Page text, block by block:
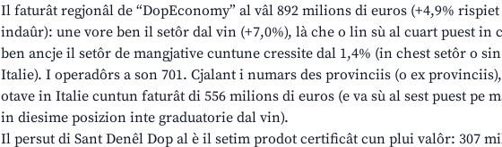
Il faturât regjonâl de “DopEconomy” al vâl 892 milions di euros (+4,9% rispiet
indaûr): une vore ben il setôr dal vin (+7,0%), là che o lin sù al cuart puest in
ben ancje il setôr de mangjative cuntune cressite dal 1,4% (in chest setôr o
Italie). I operadôrs a son 701. Cjalant i numars des provinciis (o ex
otave in Italie cuntun faturât di 556 milions di euros (e va sù al sest puest pe
in diesime posizion inte graduatorie dal vin).
Il persut di Sant Denêl Dop al è il setim prodot certificât cun plui valôr: 307